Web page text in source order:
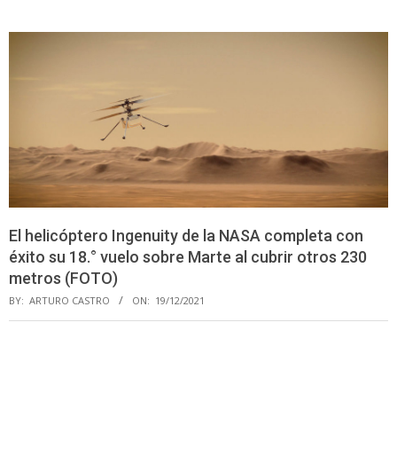
El helicóptero Ingenuity de la NASA completa con
éxito su 18.° vuelo sobre Marte al cubrir otros 230
metros (FOTO)
BY: ARTURO CASTRO ON: 19/12/2021